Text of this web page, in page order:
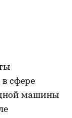
сфере
машины